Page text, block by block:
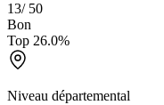
13/ 50
Bon
Top 26.0%
Niveau départemental